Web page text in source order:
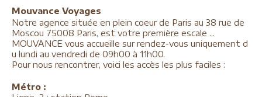
Mouvance Voyages
Notre agence située en plein coeur de Paris au 38 rue de
Moscou 75008 Paris, est votre première escale ...
MOUVANCE vous accueille sur rendez-vous uniquement d
u lundi au vendredi de 09h00 à 11h00.
Pour nous rencontrer, voici les accès les plus faciles :
Métro :